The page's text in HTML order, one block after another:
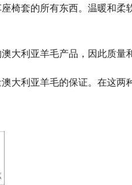
椅套的所有东西。温暖和柔
大利亚羊毛产品，因此质量
大利亚羊毛的保证。在这两